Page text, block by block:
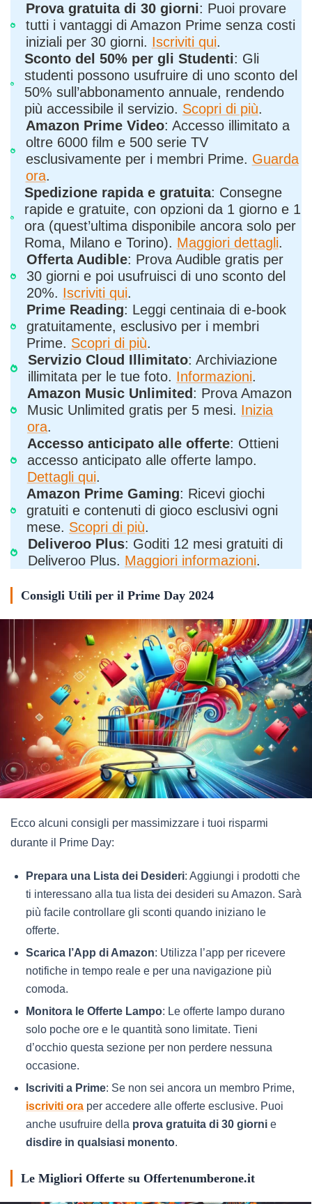
Prova gratuita di 30 giorni: Puoi provare
tutti i vantaggi di Amazon Prime senza costi
iniziali per 30 giorni. Iscriviti qui.
Sconto del 50% per gli Studenti: Gli
studenti possono usufruire di uno sconto del
50% sull’abbonamento annuale, rendendo
più accessibile il servizio. Scopri di più.
Amazon Prime Video: Accesso illimitato a
oltre 6000 film e 500 serie TV
esclusivamente per i membri Prime. Guarda
ora.
Spedizione rapida e gratuita: Consegne
rapide e gratuite, con opzioni da 1 giorno e 1
ora (quest’ultima disponibile ancora solo per
Roma, Milano e Torino). Maggiori dettagli.
Offerta Audible: Prova Audible gratis per
30 giorni e poi usufruisci di uno sconto del
20%. Iscriviti qui.
Prime Reading: Leggi centinaia di e-book
gratuitamente, esclusivo per i membri
Prime. Scopri di più.
Servizio Cloud Illimitato: Archiviazione
illimitata per le tue foto. Informazioni.
Amazon Music Unlimited : Prova Amazon
Music Unlimited gratis per 5 mesi. Inizia
ora.
Accesso anticipato alle offerte: Ottieni
accesso anticipato alle offerte lampo.
Dettagli qui.
Amazon Prime Gaming: Ricevi giochi
gratuiti e contenuti di gioco esclusivi ogni
mese. Scopri di più.
Deliveroo Plus: Goditi 12 mesi gratuiti di
Deliveroo Plus. Maggiori informazioni.
Consigli Utili per il Prime Day 2024
Ecco alcuni consigli per massimizzare i tuoi risparmi
durante il Prime Day:
Prepara una Lista dei Desideri: Aggiungi i prodotti che
ti interessano alla tua lista dei desideri su Amazon. Sarà
più facile controllare gli sconti quando iniziano le
offerte.
Scarica l’App di Amazon: Utilizza l’app per ricevere
notifiche in tempo reale e per una navigazione più
comoda.
Monitora le Offerte Lampo: Le offerte lampo durano
solo poche ore e le quantità sono limitate. Tieni
d’occhio questa sezione per non perdere nessuna
occasione.
Iscriviti a Prime: Se non sei ancora un membro Prime,
iscriviti ora per accedere alle offerte esclusive. Puoi
anche usufruire della prova gratuita di 30 giorni e
disdire in qualsiasi monento.
Le Migliori Offerte su Offertenumberone.it